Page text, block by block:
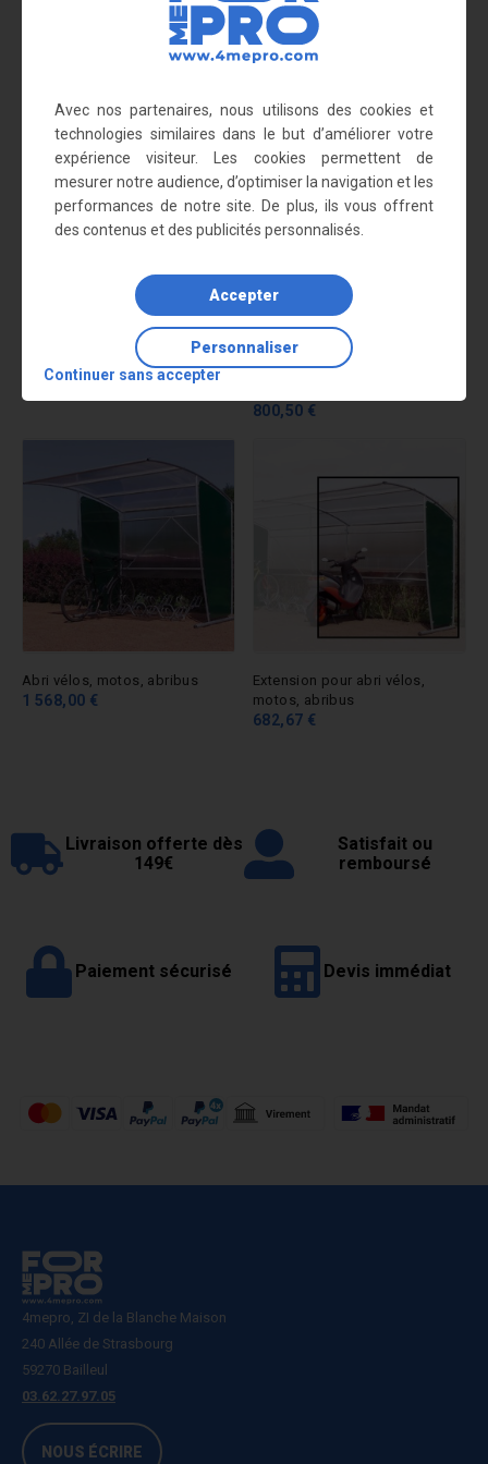
Abris 6 vélos, motos, scooters
Extension pour abri 6 vélos,
800,50 €
Abri vélos, motos, abribus
1 568,00 €
Extension pour abri vélos,
motos, abribus
682,67 €
Livraison offerte dès
149€
Satisfait ou
remboursé
Paiement sécurisé Devis immédiat
4mepro, ZI de la Blanche Maison
240 Allée de Strasbourg
59270 Bailleul
03.62.27.97.05
NOUS ÉCRIRE
Avec nos partenaires, nous utilisons des cookies et
technologies similaires dans le but d’améliorer votre
expérience visiteur. Les cookies permettent de
mesurer notre audience, d’optimiser la navigation et les
performances de notre site. De plus, ils vous offrent
des contenus et des publicités personnalisés.
Personnaliser
Accepter
Continuer sans accepter